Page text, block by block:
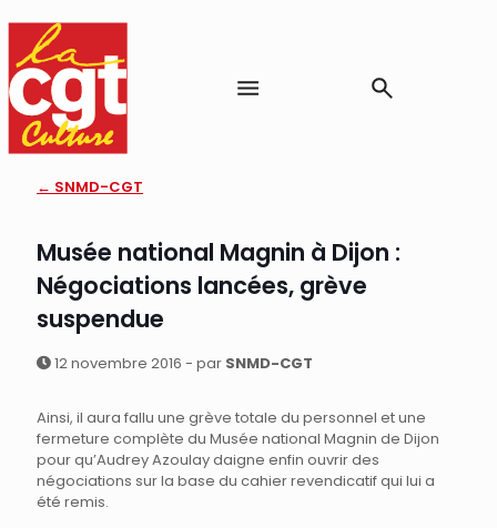
← SNMD-CGT
Musée national Magnin à Dijon :
Négociations lancées, grève
suspendue
12 novembre 2016 - par SNMD-CGT
Ainsi, il aura fallu une grève totale du personnel et une
fermeture complète du Musée national Magnin de Dijon
pour qu’Audrey Azoulay daigne enfin ouvrir des
négociations sur la base du cahier revendicatif qui lui a
été remis.